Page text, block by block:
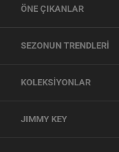
ÖNE ÇIKANLAR
SEZONUN TRENDLERİ
KOLEKSİYONLAR
JIMMY KEY